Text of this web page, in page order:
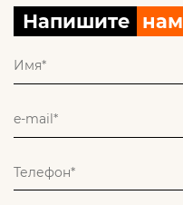
Напишите нам